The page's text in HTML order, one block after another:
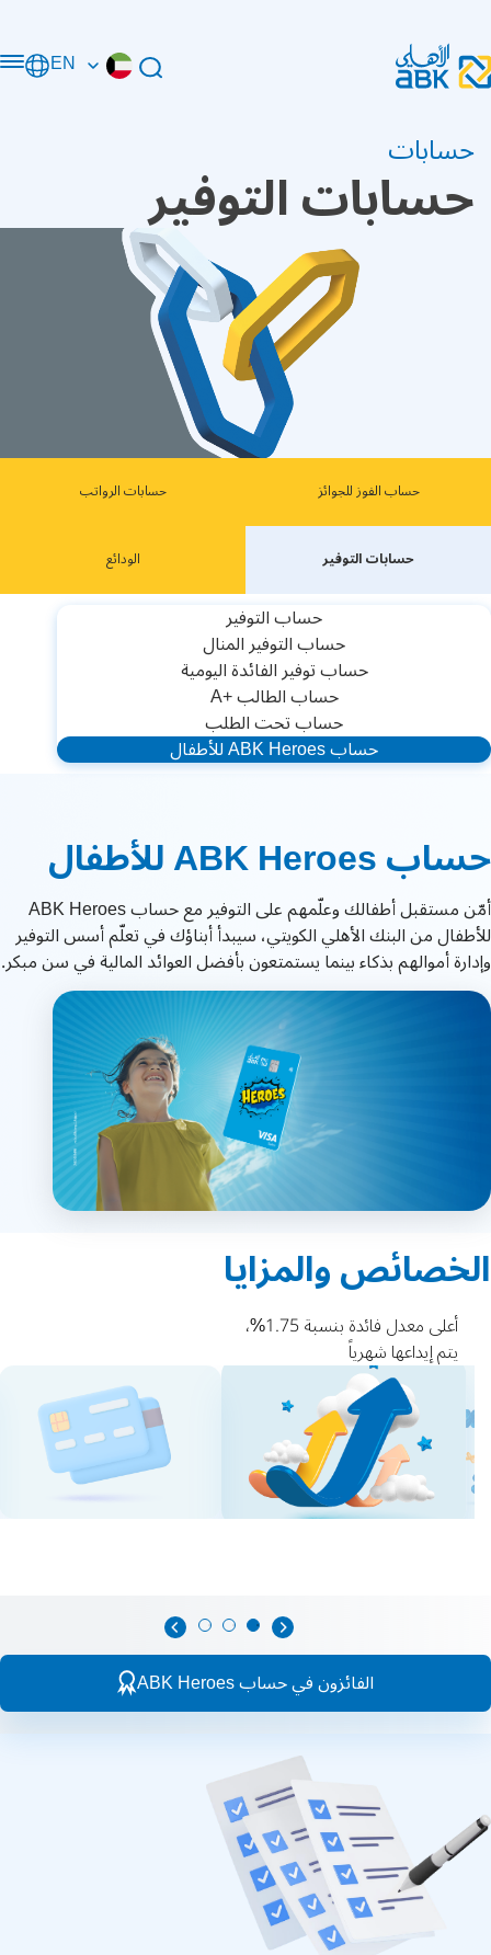
EN
حسابات
حسابات التوفير
حساب الفوز للجوائز حسابات الرواتب
حسابات ﺍﻟﺘﻮﻓﻴﺮ ﺍﻟﻮﺩﺍﺋﻊ
حساب التوفير
ﺣﺴﺎﺏ ﺍﻟﺘﻮﻓﻴﺮ ﺍﻟﻤﻨﺎﻝ
ﺣﺴﺎﺏ ﺗﻮﻓﻴﺮ ﺍﻟﻔﺎﺋﺪﺓ ﺍﻟﻴﻮﻣﻴﺔ
ﺣﺴﺎﺏ ﺍﻟﻄﺎﻟﺐ +A
ﺣﺴﺎﺏ ﺗﺤﺖ ﺍﻟﻄﻠﺐ
حساب ABK Heroes للأطفال
حساب ABK Heroes للأطفال
أمّن مستقبل أطفالك وعلّمهم على التوفير مع حساب ABK Heroes
للأطفال من البنك الأهلي الكويتي، سيبدأ أبناؤك في تعلّم أسس التوفير
وإدارة أموالهم بذكاء بينما يستمتعون بأفضل العوائد المالية في سن مبكر.
الخصائص والمزايا
أعلى معدل فائدة بنسبة 1.75%،
يتم إيداعها شهرياً
الفائزون في حساب ABK Heroes